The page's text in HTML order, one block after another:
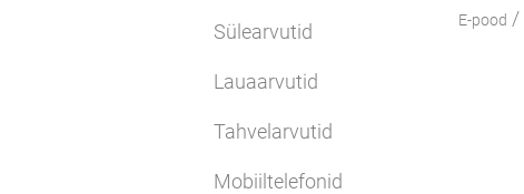
Sülearvutid
Lauaarvutid
Tahvelarvutid
Mobiiltelefonid
E-pood /